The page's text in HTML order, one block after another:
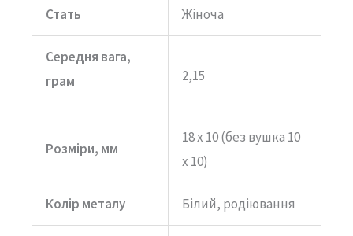
Стать Жіноча
Середня вага,
грам
2,15
Розміри, мм
18 х 10 (без вушка 10
х 10)
Колір металу Білий, родіювання